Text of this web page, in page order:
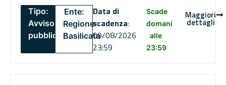
Tipo:
Avviso
pubblico
Ente:
Regione
Basilicata
Data di
scadenza:
09/08/2026
23:59
Scade
domani
alle
23:59
Maggiori
dettagli